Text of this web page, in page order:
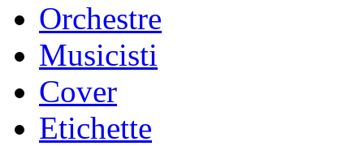
Orchestre
Musicisti
Cover
Etichette